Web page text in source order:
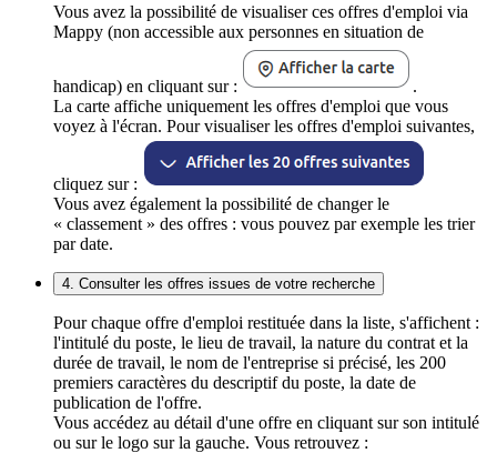
Vous avez la possibilité de visualiser ces offres d'emploi via
Mappy (non accessible aux personnes en situation de
handicap) en cliquant sur :
.
La carte affiche uniquement les offres d'emploi que vous
voyez à l'écran. Pour visualiser les offres d'emploi suivantes,
cliquez sur :
Vous avez également la possibilité de changer le
« classement » des offres : vous pouvez par exemple les trier
par date.
4. Consulter les offres issues de votre recherche
Pour chaque offre d'emploi restituée dans la liste, s'affichent :
l'intitulé du poste, le lieu de travail, la nature du contrat et la
durée de travail, le nom de l'entreprise si précisé, les 200
premiers caractères du descriptif du poste, la date de
publication de l'offre.
Vous accédez au détail d'une offre en cliquant sur son intitulé
ou sur le logo sur la gauche. Vous retrouvez :